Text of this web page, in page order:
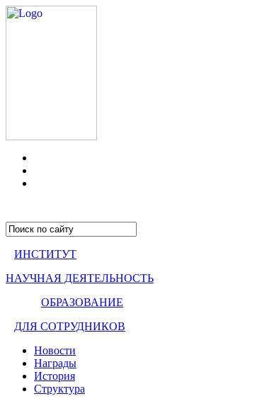
ИНСТИТУТ
НАУЧНАЯ ДЕЯТЕЛЬНОСТЬ
ОБРАЗОВАНИЕ
ДЛЯ СОТРУДНИКОВ
Новости
Награды
История
Структура